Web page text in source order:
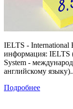
IELTS - International
информация: IELTS
System -
английскому
Подробнее